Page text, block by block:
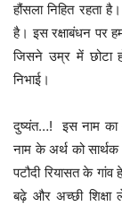
हौंसला निहित रहता
है। इस रक्षाबंधन पर
जिसने उम्र में छोटा
निभाई।
दुष्यंत…! इस नाम का
नाम के अर्थ को
पटौदी रियासत के
बढ़े और अच्छी शिक्षा